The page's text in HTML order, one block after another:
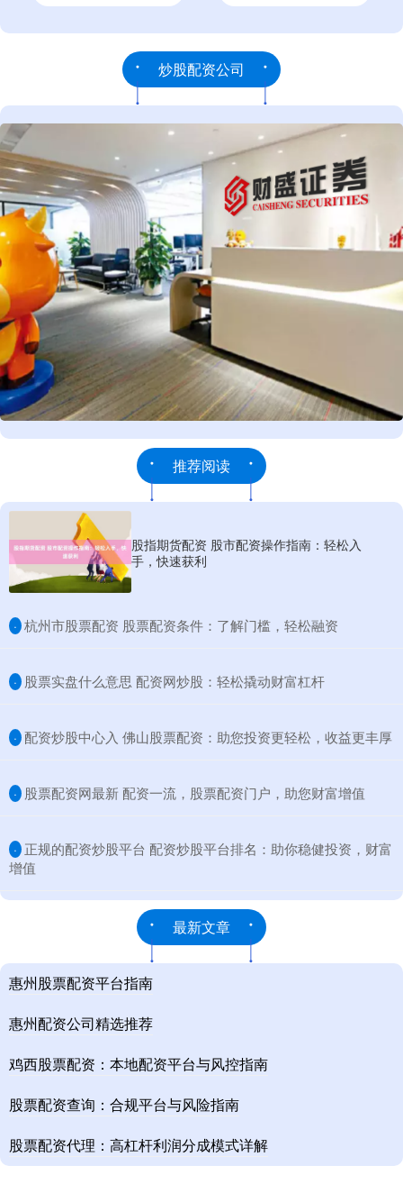
炒股配资公司
推荐阅读
股指期货配资 股市配资操作指南：轻松入
手，快速获利
· ​杭州市股票配资 股票配资条件：了解门槛，轻松融资
· ​股票实盘什么意思 配资网炒股：轻松撬动财富杠杆
· ​配资炒股中心入 佛山股票配资：助您投资更轻松，收益更丰厚
· ​股票配资网最新 配资一流，股票配资门户，助您财富增值
· ​正规的配资炒股平台 配资炒股平台排名：助你稳健投资，财富
增值
最新文章
惠州股票配资平台指南
惠州配资公司精选推荐
鸡西股票配资：本地配资平台与风控指南
股票配资查询：合规平台与风险指南
股票配资代理：高杠杆利润分成模式详解